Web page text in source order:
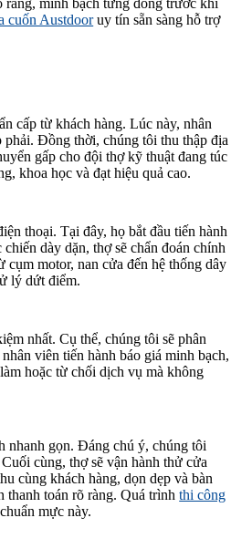
minh bạch từng đồng trước khi
cuốn Austdooruy tín sẵn sàng hỗ trợ
cấp từ khách hàng. Lúc này, nhân
phải. Đồng thời, chúng tôi thu thập địa
gấp cho đội thợ kỹ thuật đang túc
khoa học và đạt hiệu quả cao.
thoại. Tại đây, họ bắt đầu tiến hành
dày dặn, thợ sẽ chẩn đoán chính
motor, nan cửa đến hệ thống dây
lý dứt điểm.
nhất. Cụ thể, chúng tôi sẽ phân
viên tiến hành báo giá minh bạch,
hoặc từ chối dịch vụ mà không
nhanh gọn. Đáng chú ý, chúng tôi
cùng, thợ sẽ vận hành thử cửa
cùng khách hàng, dọn dẹp và bàn
thanh toán rõ ràng. Quá trìnhthi công
mực này.